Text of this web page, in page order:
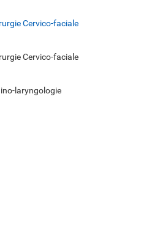
Cervico-faciale
Cervico-faciale
laryngologie